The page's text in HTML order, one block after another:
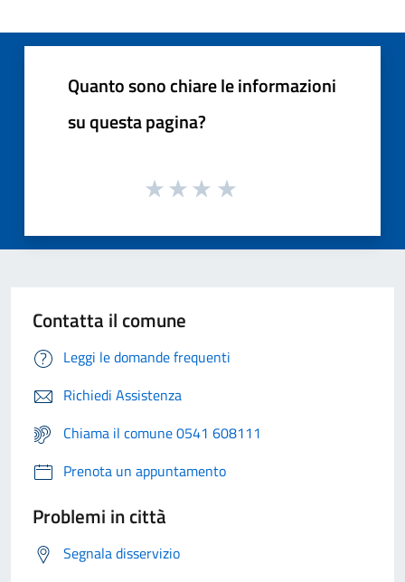
Quanto sono chiare le informazioni
su questa pagina?
Contatta il comune
Leggi le domande frequenti
Richiedi Assistenza
Chiama il comune 0541 608111
Prenota un appuntamento
Problemi in città
Segnala disservizio